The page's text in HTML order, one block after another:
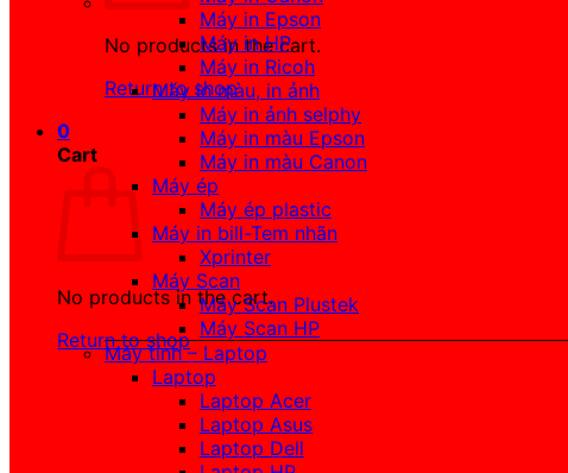
No products in the cart.
Return to shop
0
Cart
No products in the cart.
Return to shop
Máy in Epson
Máy in HP
Máy in Ricoh
Máy in màu, in ảnh
Máy in ảnh selphy
Máy in màu Epson
Máy in màu Canon
Máy ép
Máy ép plastic
Máy in bill-Tem nhãn
Xprinter
Máy Scan
Máy Scan Plustek
Máy Scan HP
Máy tính – Laptop
Laptop
Laptop Acer
Laptop Asus
Laptop Dell